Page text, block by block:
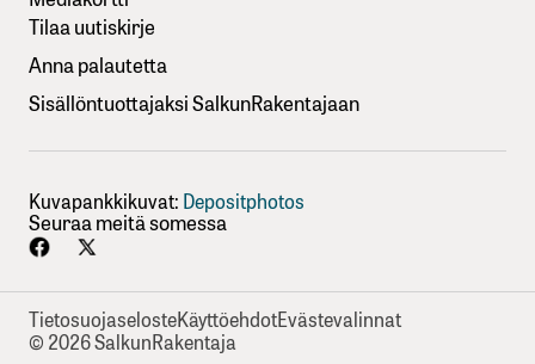
Tilaa uutiskirje
Anna palautetta
Sisällöntuottajaksi SalkunRakentajaan
Kuvapankkikuvat: Depositphotos
Seuraa meitä somessa
TietosuojaselosteKäyttöehdotEvästevalinnat
© 2026 SalkunRakentaja